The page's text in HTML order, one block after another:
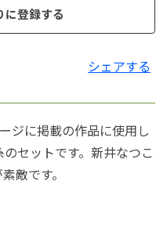
に登録する
シェアする
に掲載の作品に使用し
セットです。新井なつこ
敵です。